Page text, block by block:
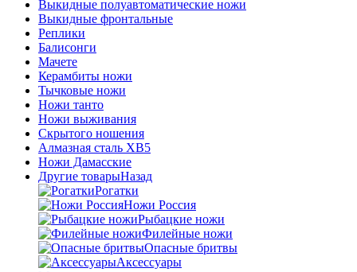
Выкидные полуавтоматические ножи
Выкидные фронтальные
Реплики
Балисонги
Мачете
Керамбиты ножи
Тычковые ножи
Ножи танто
Ножи выживания
Скрытого ношения
Алмазная сталь ХВ5
Ножи Дамасские
Другие товарыНазад
Рогатки
Ножи Россия
Рыбацкие ножи
Филейные ножи
Опасные бритвы
Аксессуары